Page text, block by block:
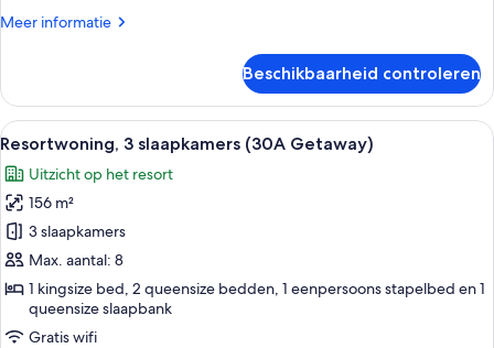
Meer informatie
Meer
3
slaapkamers
(Sea
Beschikbaarheid controleren
Alle
foto's
voor
Resortwoning,
3
slaapkamers
(30A
Getaway)
laden
Een moderne woonkamer met een
13
Resortwoning, 3 slaapkamers (30A Getaway)
Uitzicht op het resort
156 m²
3 slaapkamers
Max. aantal: 8
1 kingsize bed, 2 queensize bedden, 1 eenpersoons stapelbed en 1
queensize slaapbank
Gratis wifi